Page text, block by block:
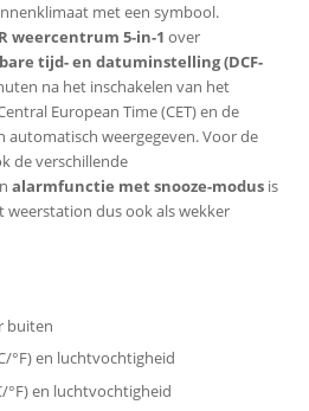
met een symbool.
weercentrum 5-in-1 over
tijd- en datuminstelling (DCF-
na het inschakelen van het
European Time (CET) en de
weergegeven. Voor de
de verschillende
alarmfunctie met snooze-modus is
dus ook als wekker
buiten
°F) en luchtvochtigheid
en luchtvochtigheid